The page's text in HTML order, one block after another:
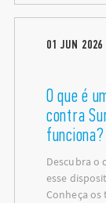
01 JUN 2026
O que é
contra
funciona?
Descubra o
esse
Conheça os